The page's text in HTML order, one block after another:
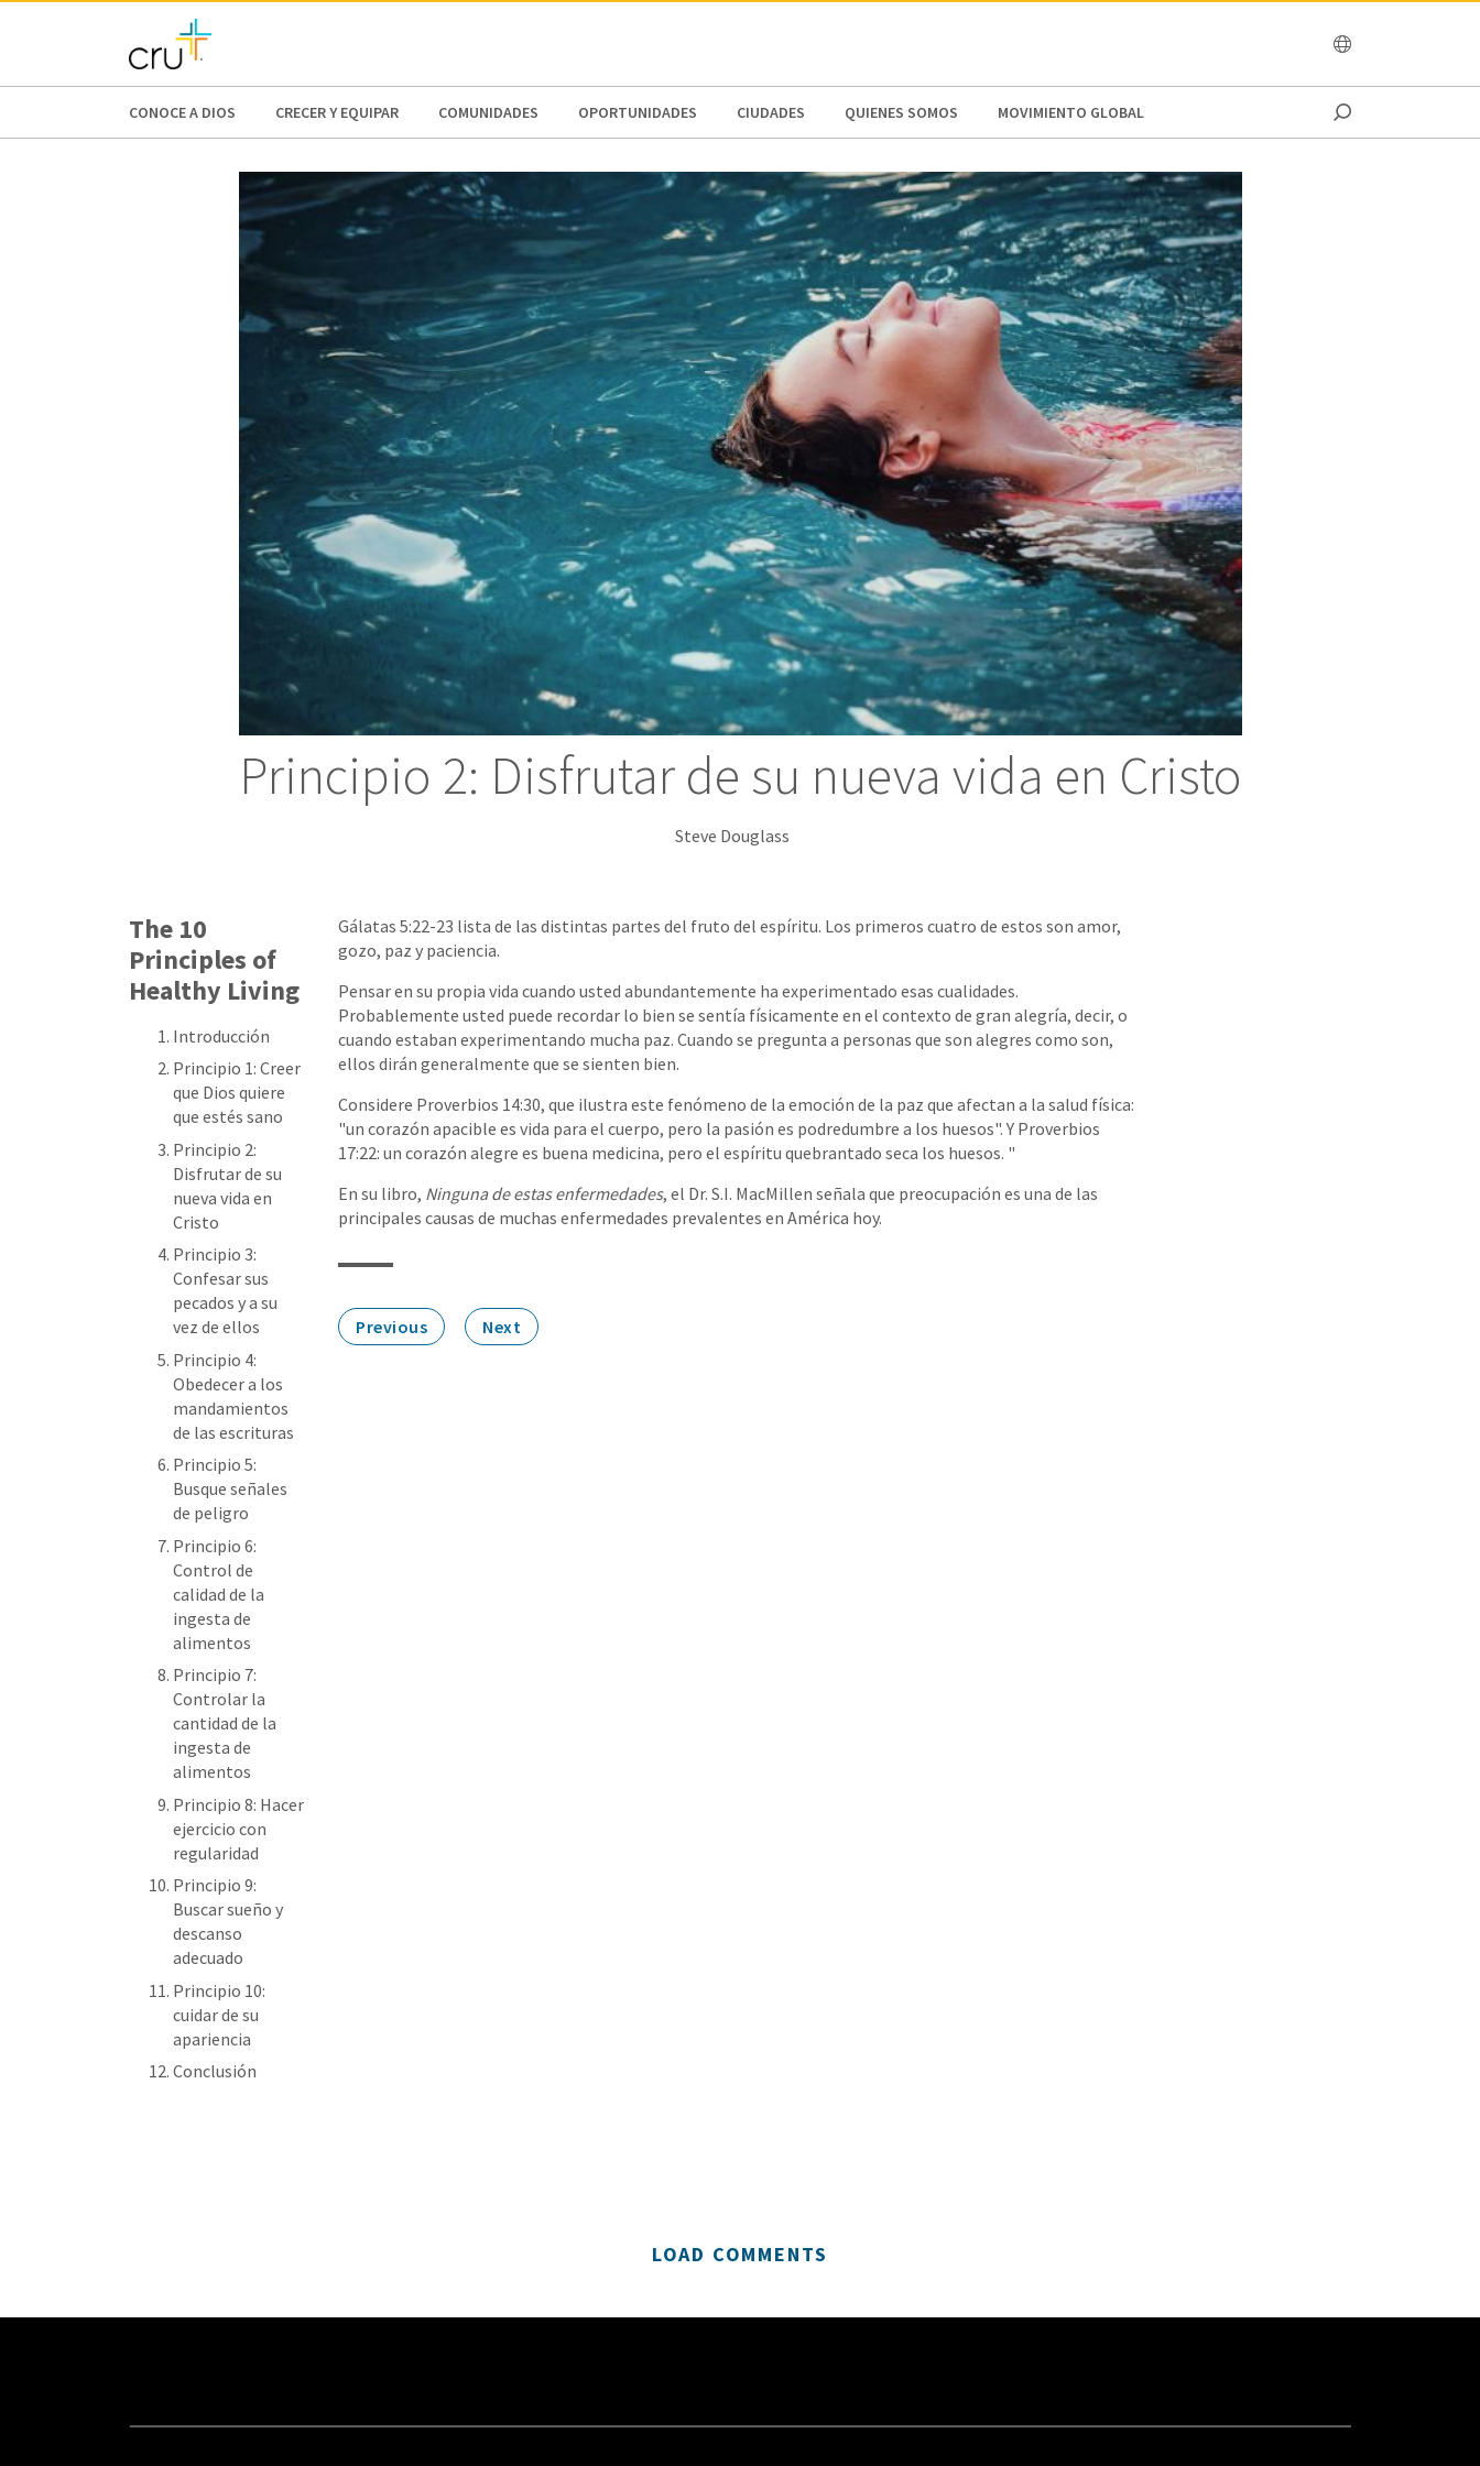
AFRICA
CONOCE A DIOS CRECER Y EQUIPAR COMUNIDADES OPORTUNIDADES CIUDADES QUIENES SOMOS MOVIMIENTO GLOBAL
Principio 2: Disfrutar de su nueva vida en Cristo
Steve Douglass
The 10
Principles of
Healthy Living
Introducción
Principio 1: Creer
que Dios quiere
que estés sano
Principio 2:
Disfrutar de su
nueva vida en
Cristo
Principio 3:
Confesar sus
pecados y a su
vez de ellos
Principio 4:
Obedecer a los
mandamientos
de las escrituras
Principio 5:
Busque señales
de peligro
Principio 6:
Control de
calidad de la
ingesta de
alimentos
Principio 7:
Controlar la
cantidad de la
ingesta de
alimentos
Principio 8: Hacer
ejercicio con
regularidad
Principio 9:
Buscar sueño y
descanso
adecuado
Principio 10:
cuidar de su
apariencia
Conclusión
Gálatas 5:22-23 lista de las distintas partes del fruto del espíritu. Los primeros cuatro de estos son amor,
gozo, paz y paciencia.
Pensar en su propia vida cuando usted abundantemente ha experimentado esas cualidades.
Probablemente usted puede recordar lo bien se sentía físicamente en el contexto de gran alegría, decir, o
cuando estaban experimentando mucha paz. Cuando se pregunta a personas que son alegres como son,
ellos dirán generalmente que se sienten bien.
Considere Proverbios 14:30, que ilustra este fenómeno de la emoción de la paz que afectan a la salud física:
"un corazón apacible es vida para el cuerpo, pero la pasión es podredumbre a los huesos". Y Proverbios
17:22: un corazón alegre es buena medicina, pero el espíritu quebrantado seca los huesos. "
En su libro, Ninguna de estas enfermedades, el Dr. S.I. MacMillen señala que preocupación es una de las
principales causas de muchas enfermedades prevalentes en América hoy.
Previous Next
LOAD COMMENTS